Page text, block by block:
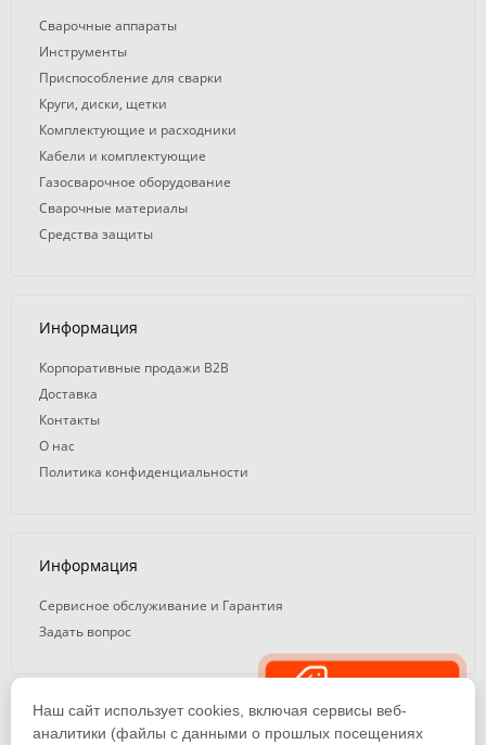
Сварочные аппараты
Инструменты
Приспособление для сварки
Круги, диски, щетки
Комплектующие и расходники
Кабели и комплектующие
Газосварочное оборудование
Сварочные материалы
Средства защиты
Информация
Корпоративные продажи B2B
Доставка
Контакты
О нас
Политика конфиденциальности
Информация
Сервисное обслуживание и Гарантия
Задать вопрос
© 2008 — 2026. ООО «ТК Вэлд Плюс»
Наш сайт использует cookies, включая сервисы веб-
аналитики (файлы с данными о прошлых посещениях